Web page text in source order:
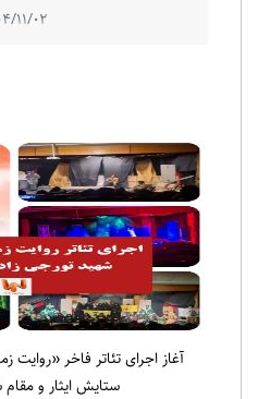
11/02
آغاز اجرای تئاتر فاخر «روایت
ستایش ایثار و